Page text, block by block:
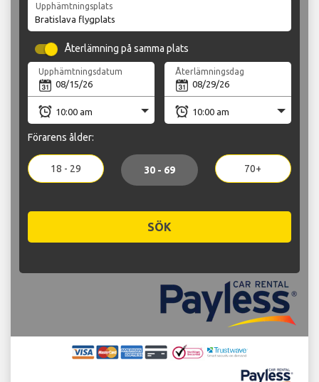
Upphämtningsplats
Återlämning på samma plats
Upphämtningsdatum Återlämningsdag
Förarens ålder:
18 - 29 30 - 69 70+
SÖK